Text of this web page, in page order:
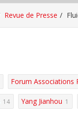
Revue de Presse
Forum Associations
14 Yang Jianhou 1